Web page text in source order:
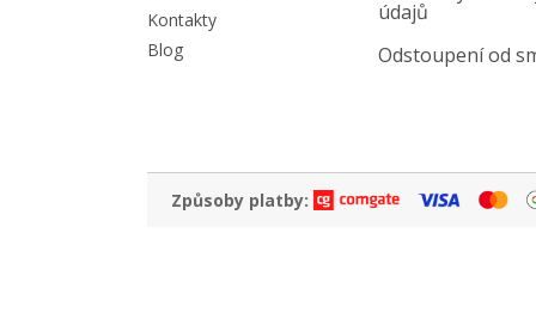
Kontakty
Blog
údajů
Odstoupení od
Způsoby platby: